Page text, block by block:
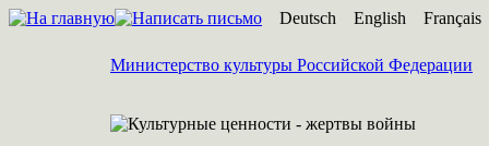
Deutsch English Français
Министерство культуры Российской Федерации